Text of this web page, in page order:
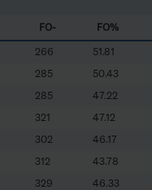
FO-
FO%
266
51.81
285
50.43
285
47.22
321
47.12
302
46.17
312
43.78
329
46.33